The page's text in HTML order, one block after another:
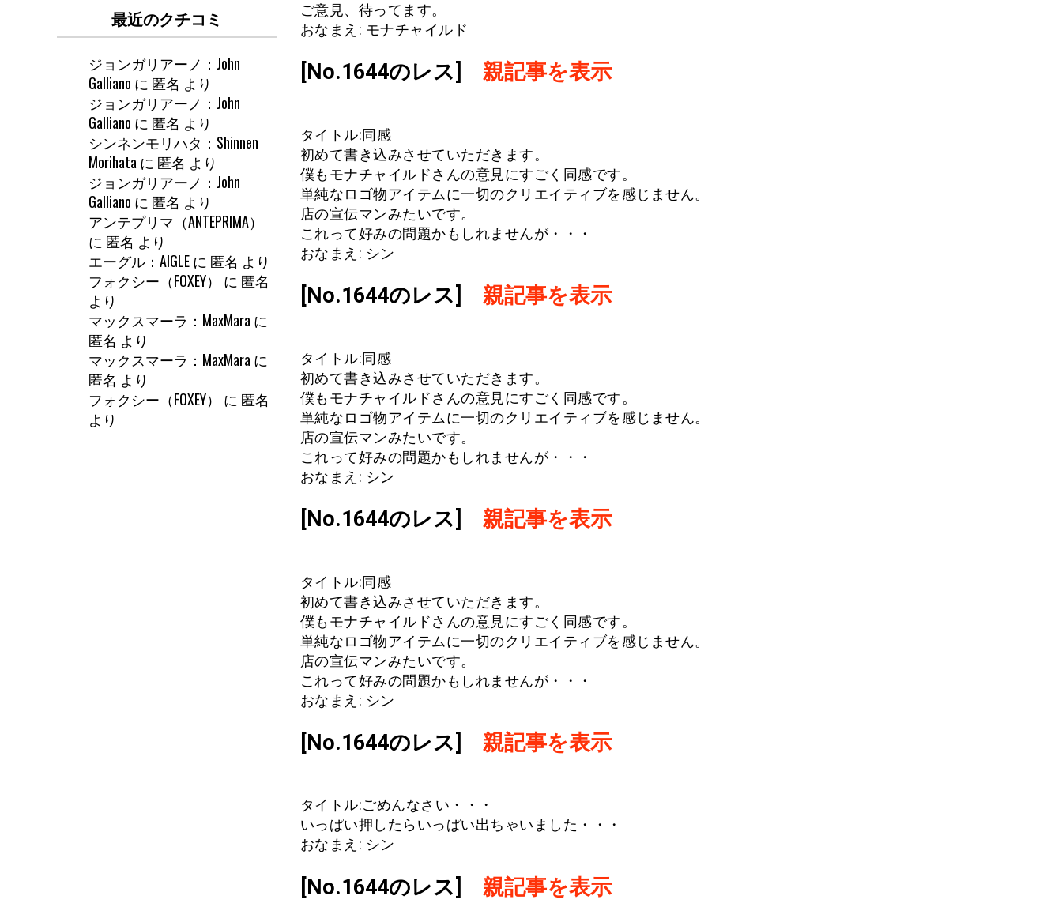
ご意見、待ってます。
おなまえ: モナチャイルド
[No.1644のレス] 親記事を表示
タイトル:同感
初めて書き込みさせていただきます。
僕もモナチャイルドさんの意見にすごく同感です。
単純なロゴ物アイテムに一切のクリエイティブを感じません。
店の宣伝マンみたいです。
これって好みの問題かもしれませんが・・・
おなまえ: シン
[No.1644のレス] 親記事を表示
タイトル:同感
初めて書き込みさせていただきます。
僕もモナチャイルドさんの意見にすごく同感です。
単純なロゴ物アイテムに一切のクリエイティブを感じません。
店の宣伝マンみたいです。
これって好みの問題かもしれませんが・・・
おなまえ: シン
[No.1644のレス] 親記事を表示
タイトル:同感
初めて書き込みさせていただきます。
僕もモナチャイルドさんの意見にすごく同感です。
単純なロゴ物アイテムに一切のクリエイティブを感じません。
店の宣伝マンみたいです。
これって好みの問題かもしれませんが・・・
おなまえ: シン
[No.1644のレス] 親記事を表示
タイトル:ごめんなさい・・・
いっぱい押したらいっぱい出ちゃいました・・・
おなまえ: シン
[No.1644のレス] 親記事を表示
最近のクチコミ
ジョンガリアーノ：John
Galliano に 匿名 より
ジョンガリアーノ：John
Galliano に 匿名 より
シンネンモリハタ：Shinnen
Morihataに 匿名 より
ジョンガリアーノ：John
Galliano に 匿名 より
アンテプリマ（ANTEPRIMA）
に 匿名 より
エーグル：AIGLEに 匿名 より
フォクシー（FOXEY）
に 匿名
より
マックスマーラ：MaxMaraに
匿名 より
マックスマーラ：MaxMaraに
匿名 より
フォクシー（FOXEY）
に 匿名
より